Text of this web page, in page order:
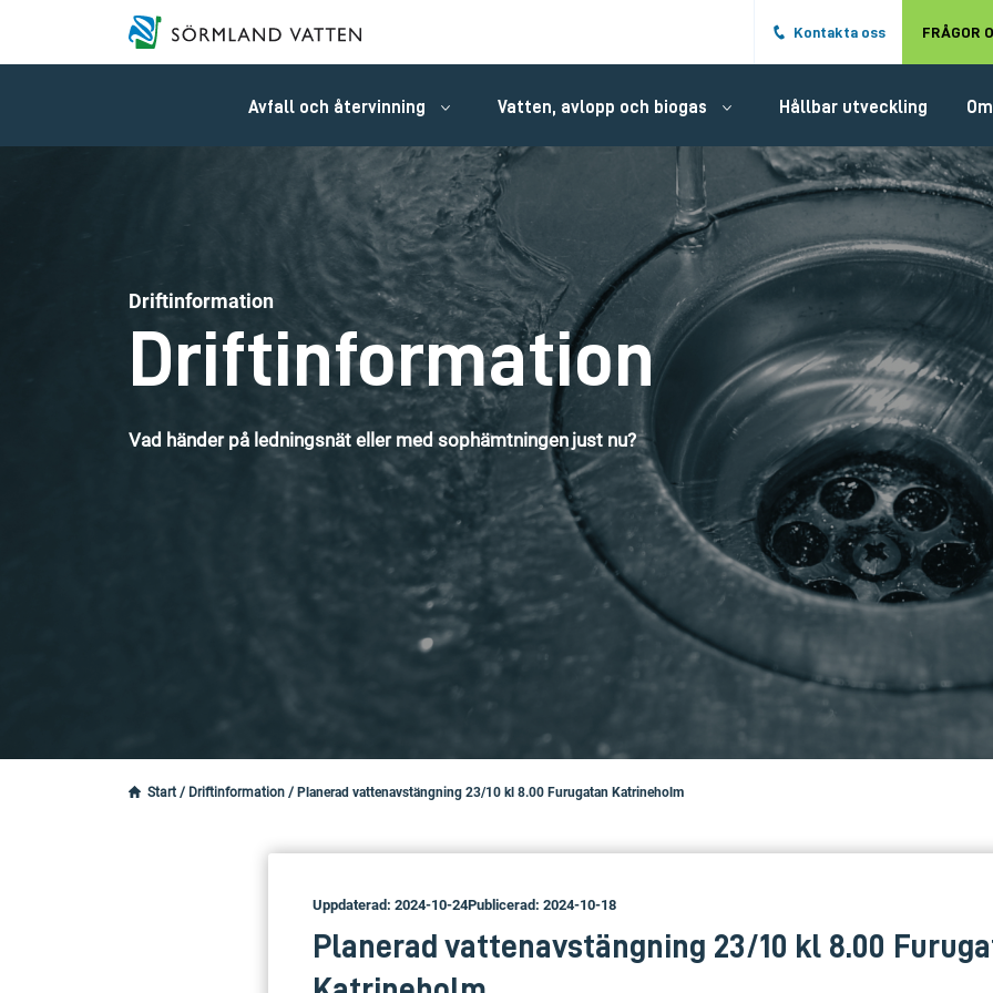
Hoppa till det huvudsakliga
Kontakta oss FRÅGOR
Avfall och återvinning Vatten, avlopp och biogas Hållbar utveckling
Driftinformation
Driftinformation
Vad händer på ledningsnät eller med sophämtningen just nu?
Start / Driftinformation / Planerad vattenavstängning 23/10 kl 8.00 Furugatan Katrineholm
Uppdaterad: 2024-10-24Publicerad: 2024-10-18
Planerad vattenavstängning 23/10 kl 8.00